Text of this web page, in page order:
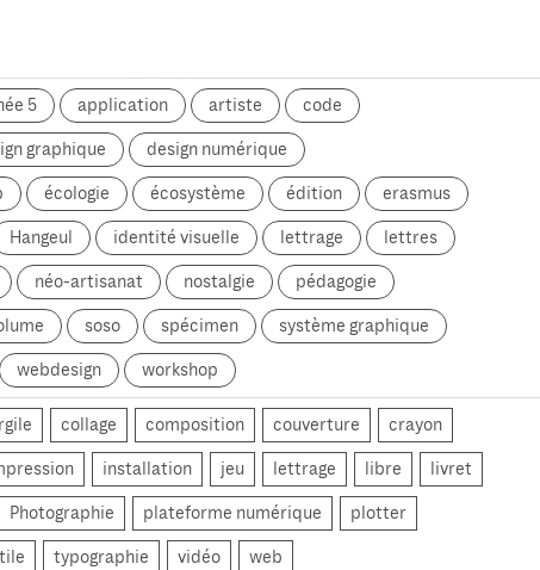
5 application artiste code
graphique design numérique
écologie écosystème édition erasmus
Hangeul identité visuelle lettrage lettres
néo-artisanat nostalgie pédagogie
soso spécimen système graphique
webdesign workshop
collage composition couverture crayon
installation jeu lettrage libre livret
Photographie plateforme numérique plotter
typographie vidéo web